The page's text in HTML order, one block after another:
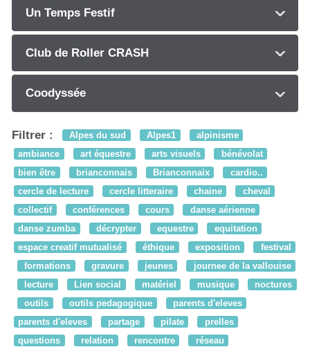
Un Temps Festif
Club de Roller CRASH
Coodyssée
Filtrer : Alpes du sud Alpes1
alpinisme
ambiance
art équestre arts visuels
bénévolat
bien être
brianconnais Brianconnaix
cardio..
cercle de lecture
cercle litteraire chaine
cheval
collectif
conférences cours
danse aérienne
danse zumba
décrypter equestre
equitation
espace creatif mutualisé
éthique exposition
festival
formations
gravure jeunes
journee de la vallouise
lecture
Lien social matériel musique
noctures
outils
outils pedagogique
parents d'eleves
parents d'eleves
partage pilate
prelles
questions
relation rencontre
réseau